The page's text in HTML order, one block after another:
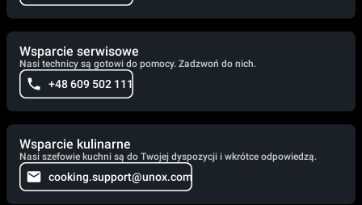
Wsparcie serwisowe
Nasi technicy są gotowi do pomocy. Zadzwoń do nich.
+48 609 502 111
Wsparcie kulinarne
Nasi szefowie kuchni są do Twojej dyspozycji i wkrótce odpowiedzą.
cooking.support@unox.com